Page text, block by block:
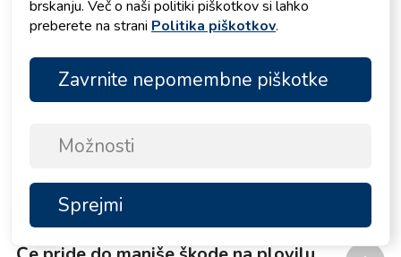
Ali kupimo živila pred prihodom?
Ali moramo napolniti gorivo pred
odjavo?
Ali lahko pridemo nazaj v soboto
zjutraj?
brskanju. Več o naši politiki piškotkov si lahko
preberete na strani Politika piškotkov.
Zavrnite nepomembne piškotke
Možnosti
Sprejmi